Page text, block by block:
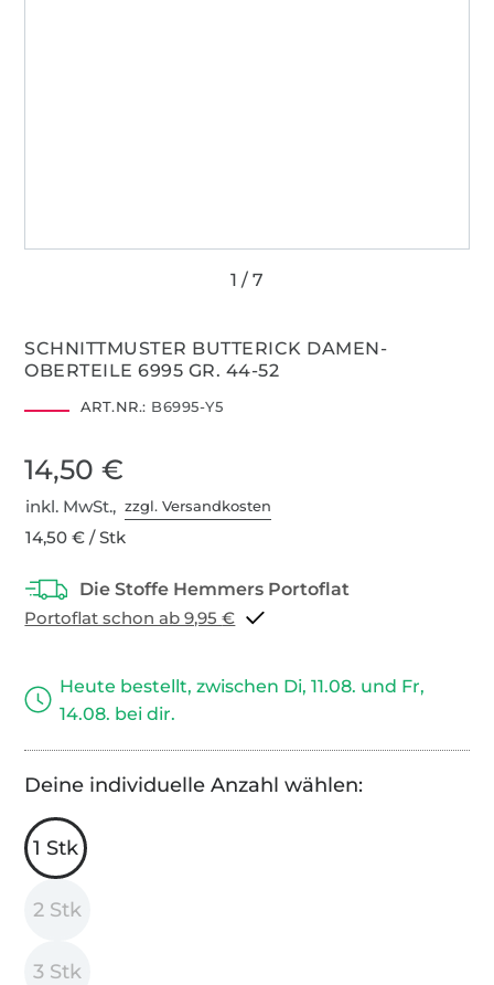
SCHNITTMUSTER BUTTERICK DAMEN-
OBERTEILE 6995 GR. 44-52
ART.NR.: B6995-Y5
14,50 €
inkl. MwSt.,zzgl. Versandkosten
14,50 € / Stk
Portoflat schon ab 9,95 €
Heute bestellt, zwischen Di, 11.08. und Fr,
14.08. bei dir.
Deine individuelle Anzahl wählen:
1 Stk
2 Stk
3 Stk